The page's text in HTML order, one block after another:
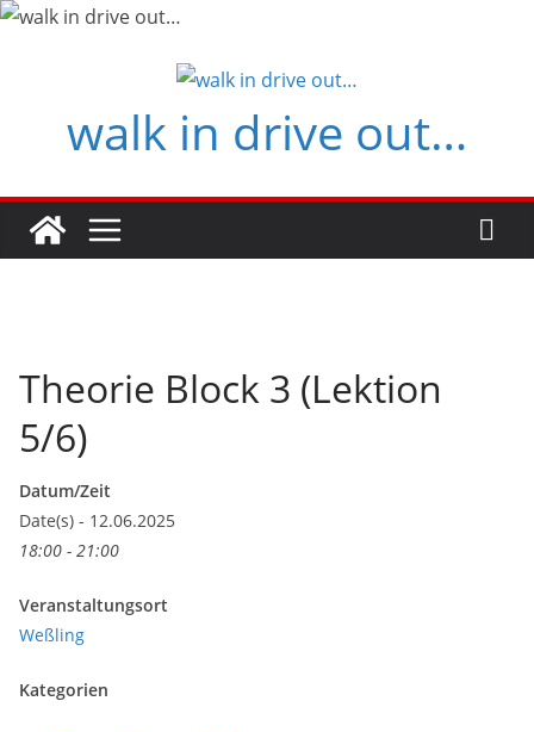
Zum
walk in drive out…
Theorie Block 3 (Lektion
5/6)
Datum/Zeit
Date(s) - 12.06.2025
18:00 - 21:00
Veranstaltungsort
Weßling
Kategorien